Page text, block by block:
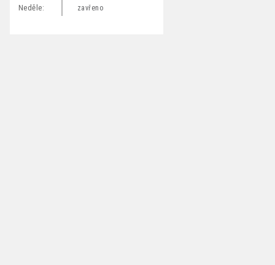
Neděle: zavřeno